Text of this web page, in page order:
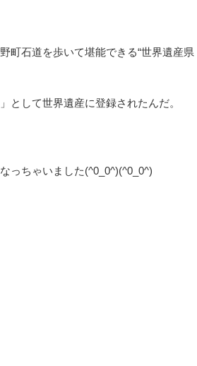
町石道を歩いて堪能できる“世界遺産県
として世界遺産に登録されたんだ。
っちゃいました(^0_0^)(^0_0^)